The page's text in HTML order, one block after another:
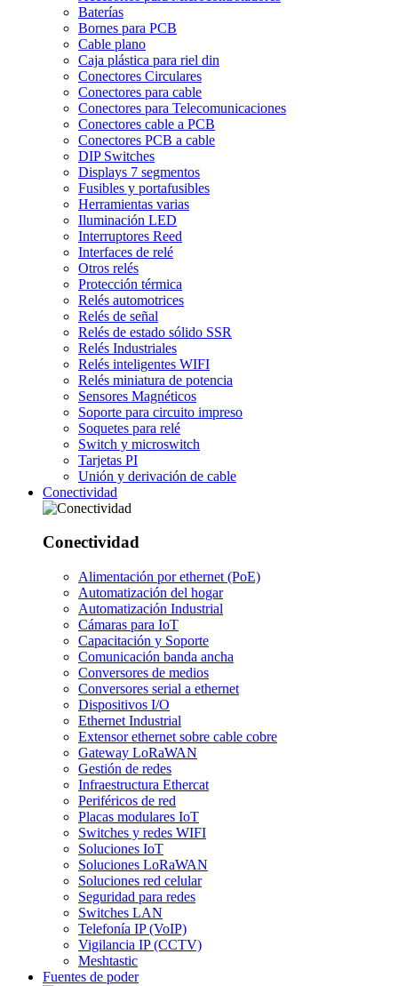
Baterías
Bornes para PCB
Cable plano
Caja plástica para riel din
Conectores Circulares
Conectores para cable
Conectores para Telecomunicaciones
Conectores cable a PCB
Conectores PCB a cable
DIP Switches
Displays 7 segmentos
Fusibles y portafusibles
Herramientas varias
Iluminación LED
Interruptores Reed
Interfaces de relé
Otros relés
Protección térmica
Relés automotrices
Relés de señal
Relés de estado sólido SSR
Relés Industriales
Relés inteligentes WIFI
Relés miniatura de potencia
Sensores Magnéticos
Soporte para circuito impreso
Soquetes para relé
Switch y microswitch
Tarjetas PI
Unión y derivación de cable
Conectividad
Conectividad
Alimentación por ethernet (PoE)
Automatización del hogar
Automatización Industrial
Cámaras para IoT
Capacitación y Soporte
Comunicación banda ancha
Conversores de medios
Conversores serial a ethernet
Dispositivos I/O
Ethernet Industrial
Extensor ethernet sobre cable cobre
Gateway LoRaWAN
Gestión de redes
Infraestructura Ethercat
Periféricos de red
Placas modulares IoT
Switches y redes WIFI
Soluciones IoT
Soluciones LoRaWAN
Soluciones red celular
Seguridad para redes
Switches LAN
Telefonía IP (VoIP)
Vigilancia IP (CCTV)
Meshtastic
Fuentes de poder